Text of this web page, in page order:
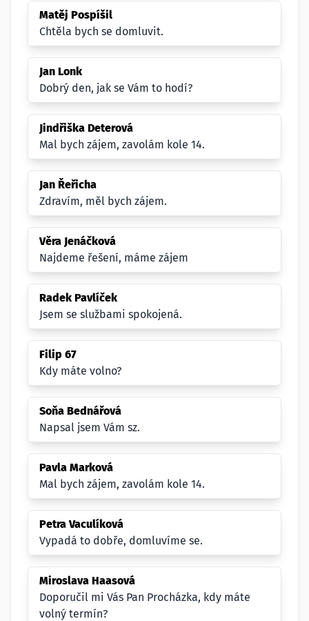
Matěj Pospíšil
Chtěla bych se domluvit.
Jan Lonk
Dobrý den, jak se Vám to hodí?
Jindřiška Deterová
Mal bych zájem, zavolám kole 14.
Jan Řeřicha
Zdravím, měl bych zájem.
Věra Jenáčková
Najdeme řešení, máme zájem
Radek Pavlíček
Jsem se službami spokojená.
Filip 67
Kdy máte volno?
Soňa Bednářová
Napsal jsem Vám sz.
Pavla Marková
Mal bych zájem, zavolám kole 14.
Petra Vaculíková
Vypadá to dobře, domluvíme se.
Miroslava Haasová
Doporučil mi Vás Pan Procházka, kdy máte
volný termín?